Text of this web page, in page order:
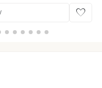
favorite